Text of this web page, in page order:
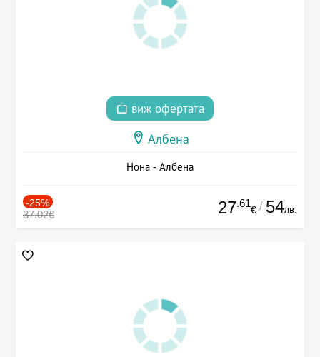
виж офертата
Албена
Нона - Албена
-25%
37.02€ 27.61
€ / 54лв.